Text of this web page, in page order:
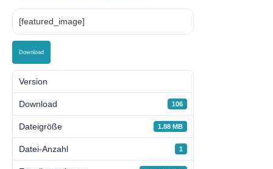
[featured_image]
Download
Version
Download 106
Dateigröße 1.88 MB
Datei-Anzahl 1